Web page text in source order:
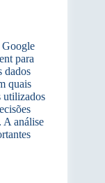
Google
para
dados
quais
utilizados
A análise